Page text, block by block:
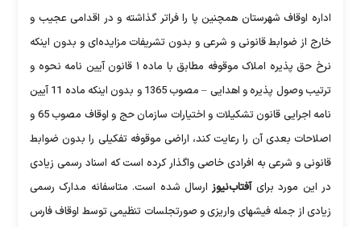
اداره اوقاف شهرستان همچنین پا را فراتر گذاشته و در اقدامی عجیب و
خارج از ضوابط قانونی و شرعی و بدون تشریفات مزایده‌ای و بدون اینکه
نرخ حق پذیره املاک موقوفه مطابق با ماده ۱ قانون آیین نامه نحوه و
ترتیب وصول پذیره و اهدایی – مصوب 1365 و بدون اینکه ماده 11 آیین
نامه اجرایی قانون تشکیلات و اختیارات سازمان حج و اوقاف مصوب 65 و
اصلاحات بعدی آن را رعایت کند، اراضی موقوفه تفکیلی را بدون ضوابط
قانونی و شرعی به افرادی خاصی واگذار کرده است که اسناد رسمی زیادی
در این مورد برایآفتاب‌نیوزارسال شده است. متاسفانه مدارک رسمی
زیادی از جمله فیشهای واریزی و صورتجلسات تنظیمی توسط اوقاف فارس